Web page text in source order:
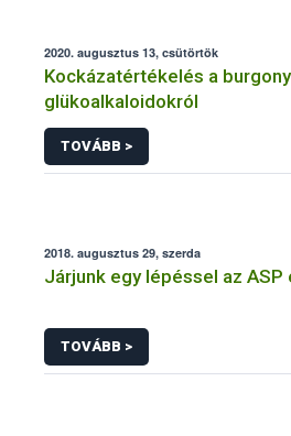
2020. augusztus 13, csütörtök
Kockázatértékelés a
glükoalkaloidokról
TOVÁBB >
2018. augusztus 29, szerda
Járjunk egy lépéssel az ASP
TOVÁBB >